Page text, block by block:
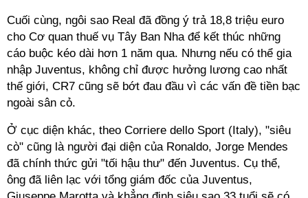
Cuối cùng, ngôi sao Real đã đồng ý trả 18,8 triệu euro
cho Cơ quan thuế vụ Tây Ban Nha để kết thúc những
cáo buộc kéo dài hơn 1 năm qua. Nhưng nếu có thể gia
nhập Juventus, không chỉ được hưởng lương cao nhất
thế giới, CR7 cũng sẽ bớt đau đầu vì các vấn đề tiền bạc
ngoài sân cỏ.
Ở cục diện khác, theo Corriere dello Sport (Italy), "siêu
cò" cũng là người đại diện của Ronaldo, Jorge Mendes
đã chính thức gửi "tối hậu thư" đến Juventus. Cụ thể,
ông đã liên lạc với tổng giám đốc của Juventus,